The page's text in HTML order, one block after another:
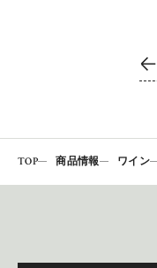
TOP 商品情報 ワイン